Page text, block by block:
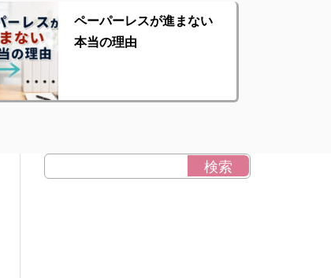
ペーパーレスが進まない
本当の理由